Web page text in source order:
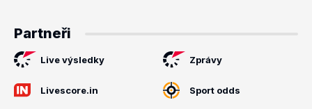
Partneři
Live výsledky Zprávy
Livescore.in Sport odds